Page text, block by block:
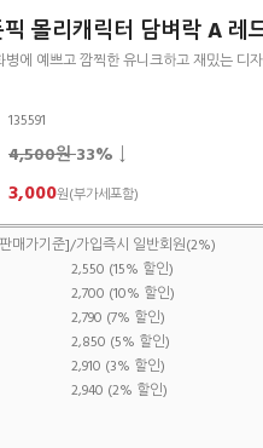
몰리캐릭터 담벼락 A 레
에 예쁘고 깜찍한 유니크하고 재밌는 디
135591
4,500원33% ↓
3,000원(부가세포함)
매가기준]/가입즉시 일반회원(2%)
2,550 (15% 할인)
2,700 (10% 할인)
2,790 (7% 할인)
2,850 (5% 할인)
2,910 (3% 할인)
2,940 (2% 할인)